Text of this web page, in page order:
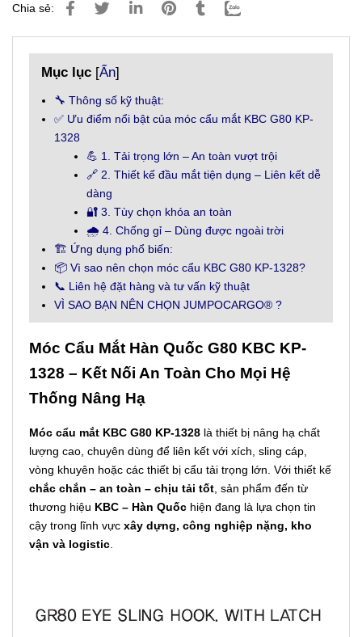
Chia sẻ:
Mục lục [Ẩn]
🔧 Thông số kỹ thuật:
✅ Ưu điểm nổi bật của móc cẩu mắt KBC G80 KP-
1328
💪 1. Tải trọng lớn – An toàn vượt trội
🔗 2. Thiết kế đầu mắt tiện dụng – Liên kết dễ
dàng
🔐 3. Tùy chọn khóa an toàn
🌧️ 4. Chống gỉ – Dùng được ngoài trời
🏗️ Ứng dụng phổ biến:
📦 Vì sao nên chọn móc cẩu KBC G80 KP-1328?
📞 Liên hệ đặt hàng và tư vấn kỹ thuật
VÌ SAO BẠN NÊN CHỌN JUMPOCARGO® ?
Móc Cẩu Mắt Hàn Quốc G80 KBC KP-
1328 – Kết Nối An Toàn Cho Mọi Hệ
Thống Nâng Hạ
Móc cẩu mắt KBC G80 KP-1328 là thiết bị nâng hạ chất
lượng cao, chuyên dùng để liên kết với xích, sling cáp,
vòng khuyên hoặc các thiết bị cẩu tải trọng lớn. Với thiết kế
chắc chắn – an toàn – chịu tải tốt , sản phẩm đến từ
thương hiệu KBC – Hàn Quốc hiện đang là lựa chọn tin
cậy trong lĩnh vực xây dựng, công nghiệp nặng, kho
vận và logistic